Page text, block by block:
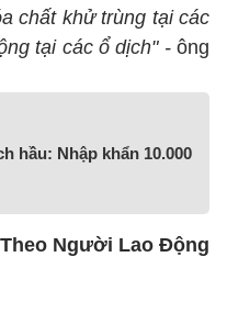
chất khử trùng tại các
tại các ổ dịch" -ông
hầu: Nhập khẩn 10.000
Theo Người Lao Động